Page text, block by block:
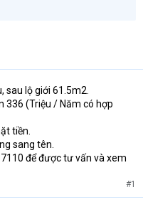
sau lộ giới 61.5m2.
336 (Triệu / Năm có hợp
tiền.
sang tên.
để được tư vấn và xem
#1